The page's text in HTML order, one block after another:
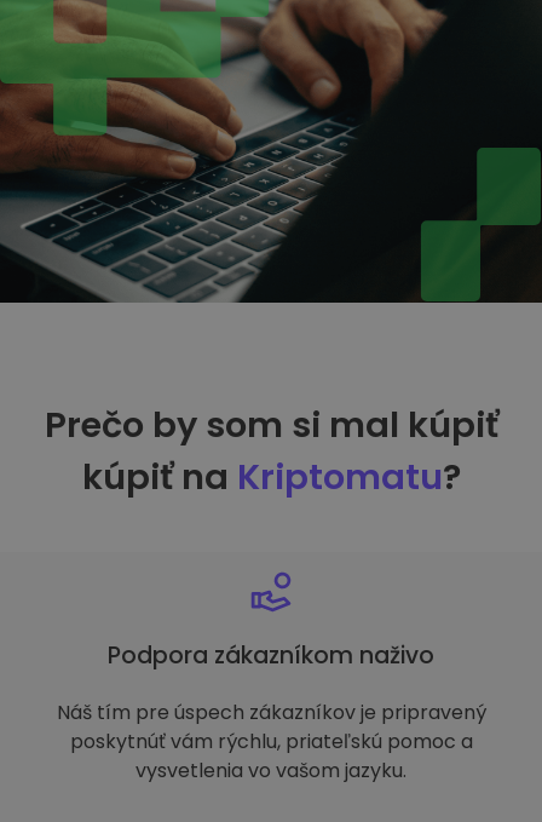
Prečo by som si mal kúpiť
kúpiť na Kriptomatu?
Podpora zákazníkom naživo
Náš tím pre úspech zákazníkov je pripravený
poskytnúť vám rýchlu, priateľskú pomoc a
vysvetlenia vo vašom jazyku.